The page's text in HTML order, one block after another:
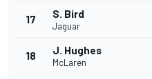
17 S. Bird
Jaguar
18 J. Hughes
McLaren